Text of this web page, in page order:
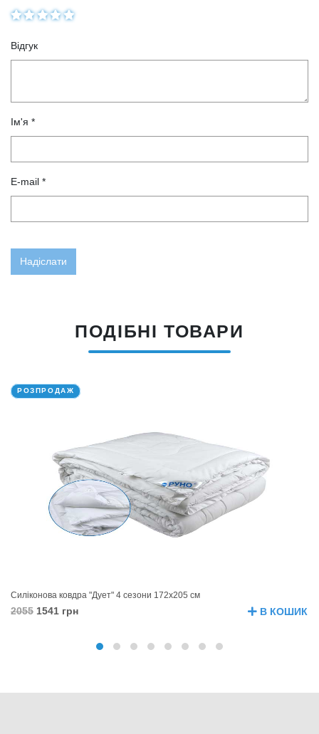
Відгук
Ім'я *
E-mail *
ПОДІБНІ ТОВАРИ
РОЗПРОДАЖ
Силіконова ковдра "Дует" 4 сезони 172х205 см
2055 1541 грн В КОШИК